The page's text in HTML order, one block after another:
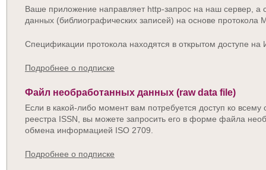
Ваше приложение направляет http-запрос на наш сервер, а
данных (библиографических записей) на основе протокола
Спецификации протокола находятся в открытом доступе на
Подробнее о подписке
Файл необработанных данных (raw data file)
Если в какой-либо момент вам потребуется доступ ко
реестра ISSN, вы можете запросить его в форме файла
обмена информацией ISO 2709.
Подробнее о подписке